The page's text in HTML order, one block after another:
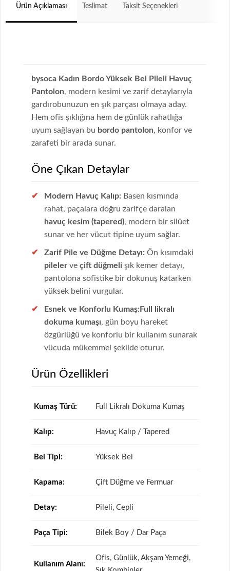
Ürün Açıklaması Teslimat Taksit Seçenekleri
bysoca Kadın Bordo Yüksek Bel Pileli Havuç
Pantolon, modern kesimi ve zarif detaylarıyla
gardırobunuzun en şık parçası olmaya aday.
Hem ofis şıklığına hem de günlük rahatlığa
uyum sağlayan bu bordo pantolon, konfor ve
zarafeti bir arada sunar.
Öne Çıkan Detaylar
Modern Havuç Kalıp: Basen kısmında
rahat, paçalara doğru zarifçe daralan
havuç kesim (tapered), modern bir silüet
sunar ve her vücut tipine uyum sağlar.
Zarif Pile ve Düğme Detayı: Ön kısımdaki
pileler ve çift düğmeli şık kemer detayı,
pantolona sofistike bir dokunuş katarken
yüksek belini vurgular.
Esnek ve Konforlu Kumaş: Full likralı
dokuma kumaşı, gün boyu hareket
özgürlüğü ve konforlu bir kullanım sunarak
vücuda mükemmel şekilde oturur.
Ürün Özellikleri
Kumaş Türü: Full Likralı Dokuma Kumaş
Kalıp: Havuç Kalıp / Tapered
Bel Tipi: Yüksek Bel
Kapama: Çift Düğme ve Fermuar
Detay: Pileli, Cepli
Paça Tipi: Bilek Boy / Dar Paça
Kullanım Alanı:
Ofis, Günlük, Akşam Yemeği,